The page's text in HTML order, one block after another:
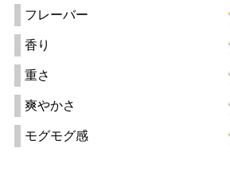
フレーバー
香り
重さ
爽やかさ
モグモグ感